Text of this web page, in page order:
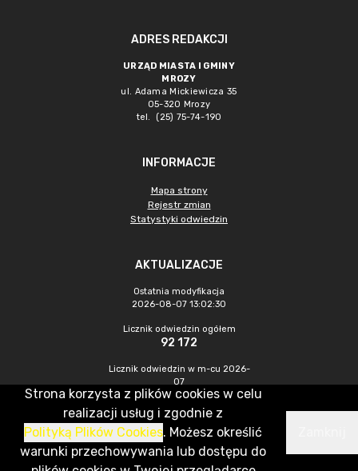
ADRES REDAKCJI
URZĄD MIASTA I GMINY
MROZY
ul. Adama Mickiewicza 35
05-320 Mrozy
tel. (25) 75-74-190
INFORMACJE
Mapa strony
Rejestr zmian
Statystyki odwiedzin
AKTUALIZACJE
Ostatnia modyfikacja
2026-08-07 13:02:30
Licznik odwiedzin ogółem
92 172
Licznik odwiedzin w m-cu 2026-
07
470
CMS & Hosting: Nefeni Sp. z o.o.
Strona korzysta z plików cookies w celu
realizacji usług i zgodnie z
Polityką Plików Cookies. Możesz określić
warunki przechowywania lub dostępu do